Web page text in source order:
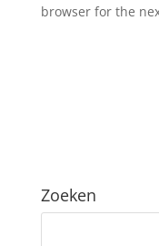
browser for the
Zoeken